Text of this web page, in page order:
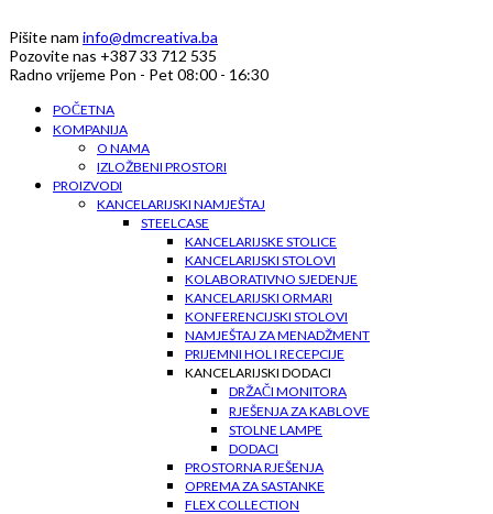
Pišite nam info@dmcreativa.ba
Pozovite nas +387 33 712 535
Radno vrijeme Pon - Pet 08:00 - 16:30
POČETNA
KOMPANIJA
O NAMA
IZLOŽBENI PROSTORI
PROIZVODI
KANCELARIJSKI NAMJEŠTAJ
STEELCASE
KANCELARIJSKE STOLICE
KANCELARIJSKI STOLOVI
KOLABORATIVNO SJEDENJE
KANCELARIJSKI ORMARI
KONFERENCIJSKI STOLOVI
NAMJEŠTAJ ZA MENADŽMENT
PRIJEMNI HOL I RECEPCIJE
KANCELARIJSKI DODACI
DRŽAČI MONITORA
RJEŠENJA ZA KABLOVE
STOLNE LAMPE
DODACI
PROSTORNA RJEŠENJA
OPREMA ZA SASTANKE
FLEX COLLECTION